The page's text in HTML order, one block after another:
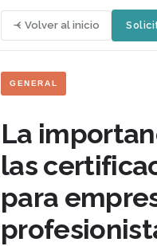
Volver al inicio
GENERAL
La
las
para